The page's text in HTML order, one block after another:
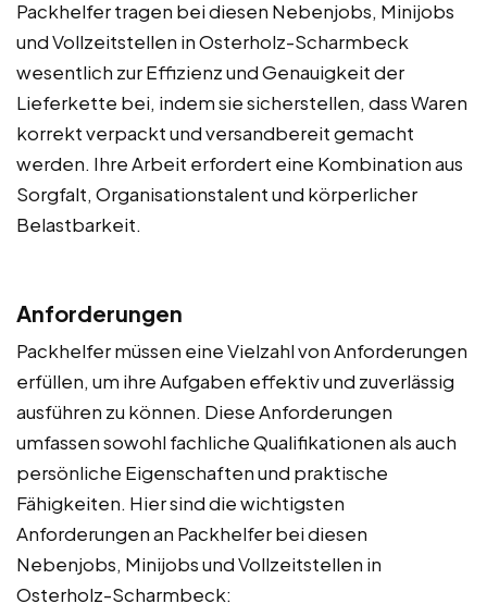
Packhelfer tragen bei diesen Nebenjobs, Minijobs
und Vollzeitstellen in Osterholz-Scharmbeck
wesentlich zur Effizienz und Genauigkeit der
Lieferkette bei, indem sie sicherstellen, dass Waren
korrekt verpackt und versandbereit gemacht
werden. Ihre Arbeit erfordert eine Kombination aus
Sorgfalt, Organisationstalent und körperlicher
Belastbarkeit.
Anforderungen
Packhelfer müssen eine Vielzahl von Anforderungen
erfüllen, um ihre Aufgaben effektiv und zuverlässig
ausführen zu können. Diese Anforderungen
umfassen sowohl fachliche Qualifikationen als auch
persönliche Eigenschaften und praktische
Fähigkeiten. Hier sind die wichtigsten
Anforderungen an Packhelfer bei diesen
Nebenjobs, Minijobs und Vollzeitstellen in
Osterholz-Scharmbeck: